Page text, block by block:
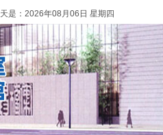
是： 2026年08月06日 星期四